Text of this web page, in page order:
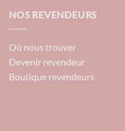
NOS REVENDEURS
Où nous trouver
Devenir revendeur
Boutique revendeurs